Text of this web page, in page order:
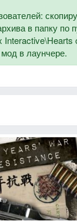
в папку по
Interactive\Hearts
в лаунчере.